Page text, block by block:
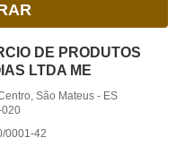
DE PRODUTOS
LTDA ME
São Mateus- ES
020
0001-42